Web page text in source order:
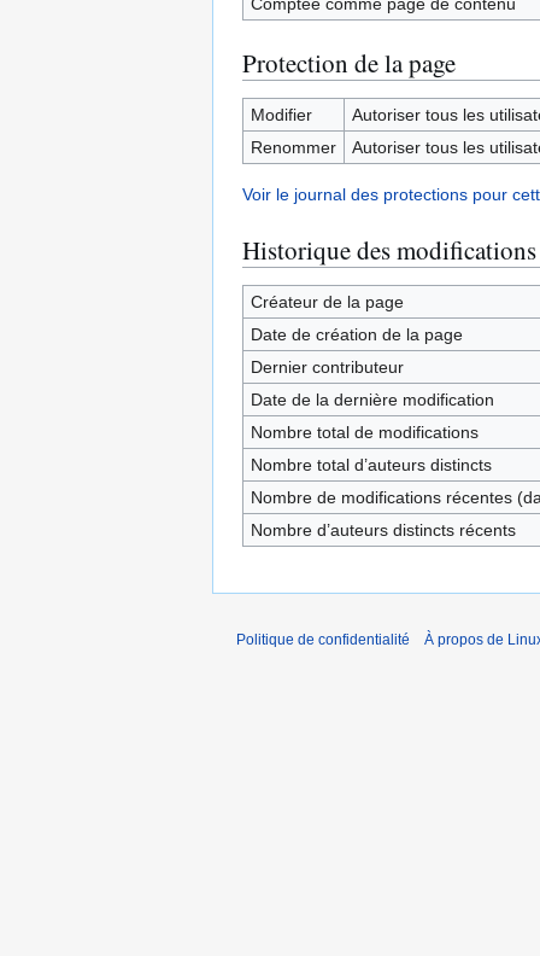
Protection de la page
Modifier
Autoriser tous les
Renommer
Autoriser tous les
Voir le journal des protections pour
Historique des modifications
Créateur de la page
Date de création de la page
Dernier contributeur
Date de la dernière modification
Nombre total de modifications
Nombre total d’auteurs distincts
Nombre de modifications récentes
Nombre d’auteurs distincts récents
Politique de confidentialité À propos de